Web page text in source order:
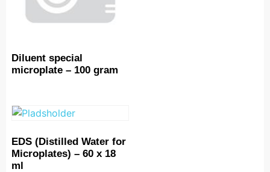
Diluent special
microplate – 100 gram
EDS (Distilled Water for
Microplates) – 60 x 18
ml